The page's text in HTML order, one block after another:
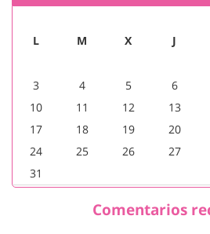
L M X J
3
4 5 6
10
11 12 13
17
18 19 20
24
25 26 27
31
Comentarios